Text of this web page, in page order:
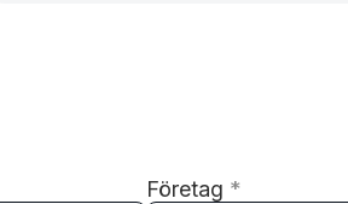
Företag *